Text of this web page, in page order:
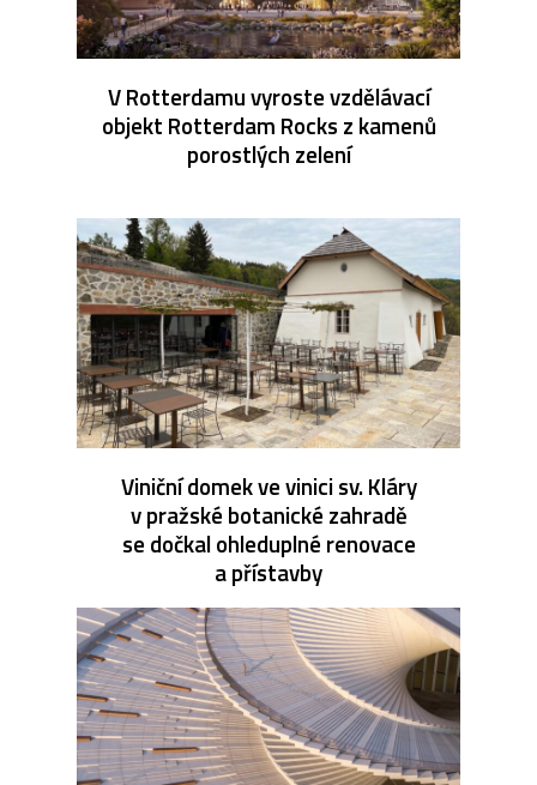
V Rotterdamu vyroste vzdělávací
objekt Rotterdam Rocks z kamenů
porostlých zelení
Viniční domek ve vinici sv. Kláry
v pražské botanické zahradě
se dočkal ohleduplné renovace
a přístavby